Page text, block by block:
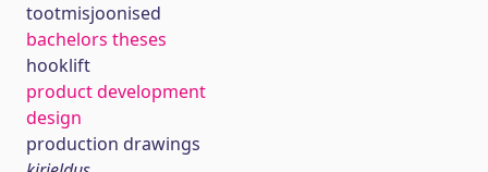
tootmisjoonised
bachelors theses
hooklift
product development
design
production drawings